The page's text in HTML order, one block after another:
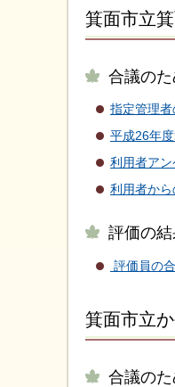
箕面市立
合議の
指定管理者
平成26年
利用者アン
利用者から
評価の結
評価員の
箕面市立
合議の